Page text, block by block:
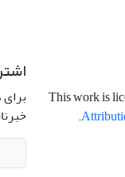
This work is
.